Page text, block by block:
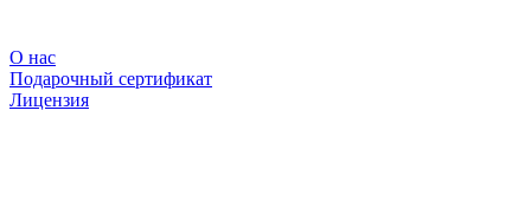
О нас
Подарочный сертификат
Лицензия